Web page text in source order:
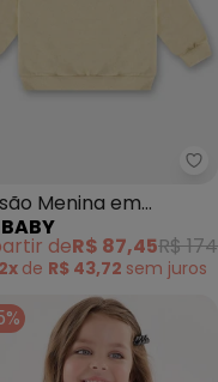
Juvenil
Menina em
(Amarelo)
deR$ 87,45R$
2x de R$ 43,72 sem juros